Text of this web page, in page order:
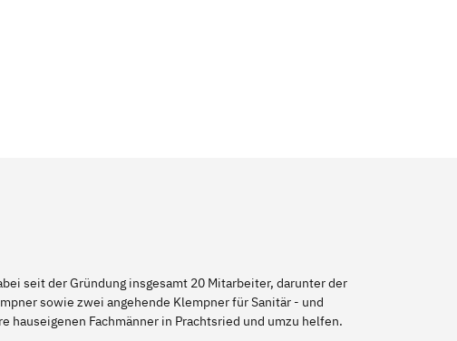
seit der Gründung insgesamt 20 Mitarbeiter, darunter der
sowie zwei angehende Klempner für Sanitär - und
hauseigenen Fachmänner in Prachtsried und umzu helfen.